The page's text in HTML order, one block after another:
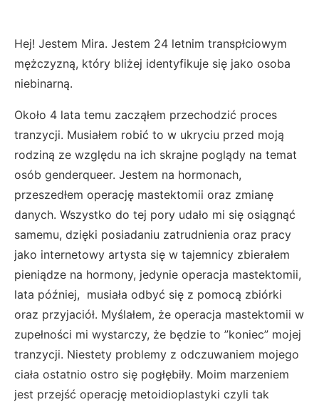
Hej! Jestem Mira. Jestem 24 letnim transpłciowym
mężczyzną, który bliżej identyfikuje się jako osoba
niebinarną.
Około 4 lata temu zacząłem przechodzić proces
tranzycji. Musiałem robić to w ukryciu przed moją
rodziną ze względu na ich skrajne poglądy na temat
osób genderqueer. Jestem na hormonach,
przeszedłem operację mastektomii oraz zmianę
danych. Wszystko do tej pory udało mi się osiągnąć
samemu, dzięki posiadaniu zatrudnienia oraz pracy
jako internetowy artysta się w tajemnicy zbierałem
pieniądze na hormony, jedynie operacja mastektomii,
lata później, musiała odbyć się z pomocą zbiórki
oraz przyjaciół. Myślałem, że operacja mastektomii w
zupełności mi wystarczy, że będzie to ”koniec” mojej
tranzycji. Niestety problemy z odczuwaniem mojego
ciała ostatnio ostro się pogłębiły. Moim marzeniem
jest przejść operację metoidioplastyki czyli tak